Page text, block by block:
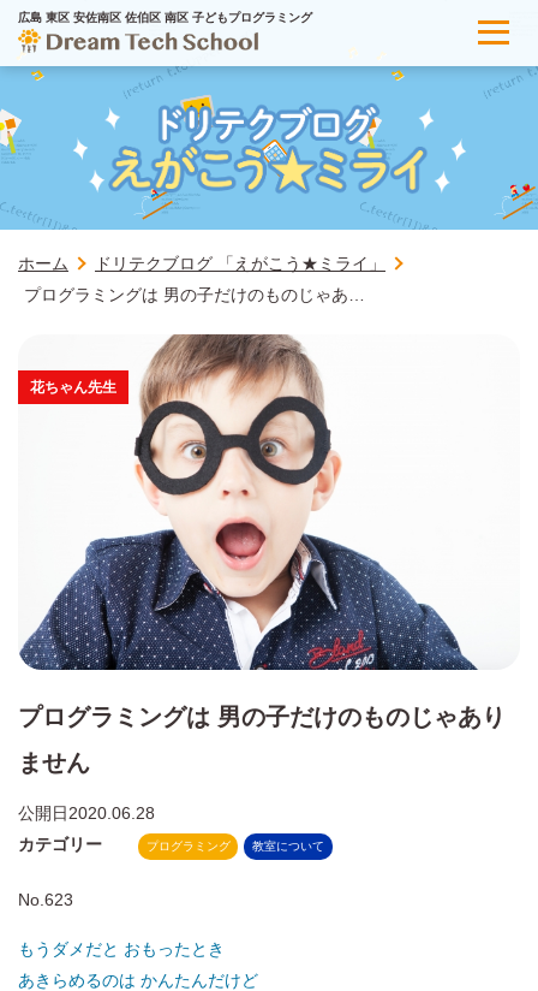
広島 東区 安佐南区 佐伯区 南区 子どもプログラミング
ホーム
ドリテクブログ 「えがこう★ミライ」
プログラミングは 男の子だけのものじゃあ…
花ちゃん先生
プログラミングは 男の子だけのものじゃあり
ません
公開日2020.06.28
カテゴリー
プログラミング 教室について
No.623
もうダメだと おもったとき
あきらめるのは かんたんだけど